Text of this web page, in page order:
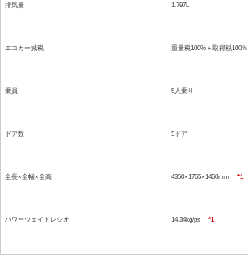
排気量 1.797L
エコカー減税 重量税100%＋取得税100％
乗員 5人乗り
ドア数 5ドア
全長×全幅×全高 4350×1765×1460mm *1
パワーウェイトレシオ 14.34kg/ps *1